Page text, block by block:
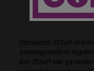
Disclaimer: ZEturf.nl
samengesteld en
kan ZEturf niet